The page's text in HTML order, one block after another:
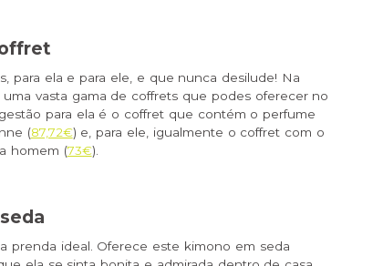
para ela e para ele, e que nunca desilude! Na
uma vasta gama de coffrets que podes oferecer no
para ela é o coffret que contém o perfume
(87,72€) e, para ele, igualmente o coffret com o
homem (73€).
prenda ideal. Oferece este kimono em seda